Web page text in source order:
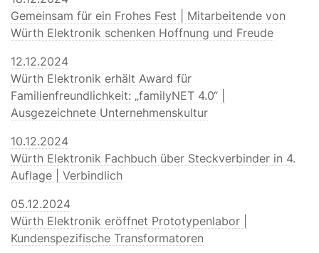
Gemeinsam für ein Frohes Fest | Mitarbeitende von
Würth Elektronik schenken Hoffnung und Freude
12.12.2024
Würth Elektronik erhält Award für
Familienfreundlichkeit: „familyNET 4.0“ |
Ausgezeichnete Unternehmenskultur
10.12.2024
Würth Elektronik Fachbuch über Steckverbinder in 4.
Auflage | Verbindlich
05.12.2024
Würth Elektronik eröffnet Prototypenlabor |
Kundenspezifische Transformatoren